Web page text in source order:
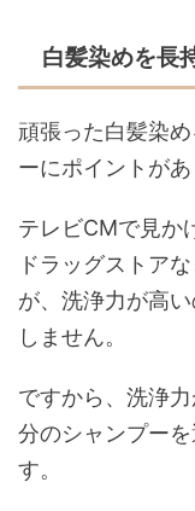
白髪染めを長
頑張った白髪染
ーにポイントがあ
テレビCMで見か
ドラッグストア
が、洗浄力が高
しません。
ですから、洗浄
分のシャンプー
す。